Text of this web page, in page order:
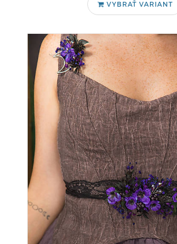
VYBRAŤ VARIANT